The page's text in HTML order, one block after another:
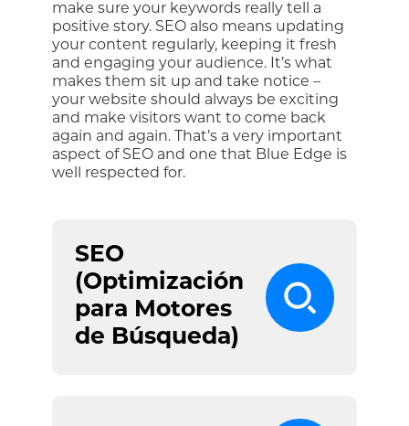
make sure your keywords really tell a
positive story. SEO also means updating
your content regularly, keeping it fresh
and engaging your audience. It’s what
makes them sit up and take notice –
your website should always be exciting
and make visitors want to come back
again and again. That’s a very important
aspect of SEO and one that Blue Edge is
well respected for.
SEO
(Optimización
para Motores
de Búsqueda)